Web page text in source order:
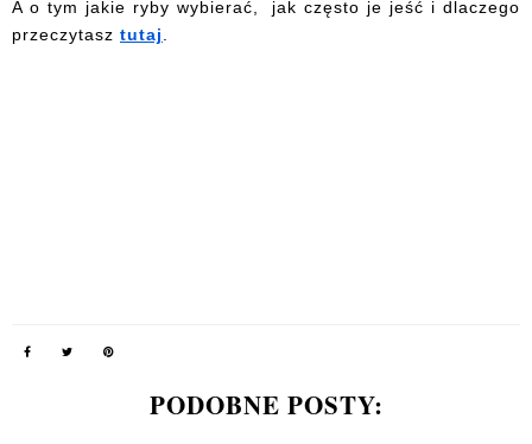
A o tym jakie ryby wybierać, jak często je jeść i dlaczego
przeczytasz tutaj
PODOBNE POSTY: